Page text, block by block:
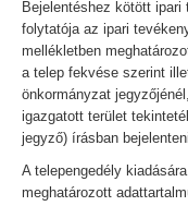
Bejelentéshez kötött
folytatója az ipari
mellékletben
a telep fekvése szerint
önkormányzat
igazgatott terület
jegyző) írásban
A telepengedély
meghatározott